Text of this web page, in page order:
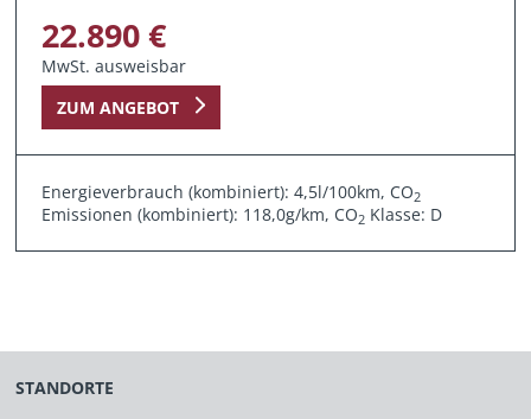
22.890 €
MwSt. ausweisbar
ZUM ANGEBOT
Energieverbrauch (kombiniert): 4,5l/100km, CO2
Emissionen (kombiniert): 118,0g/km, CO2 Klasse: D
STANDORTE